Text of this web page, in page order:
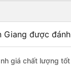
Giang được
giá chất lượng